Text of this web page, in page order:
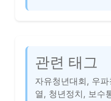
관련 태그
자유청년대회, 우
열, 청년정치, 보수